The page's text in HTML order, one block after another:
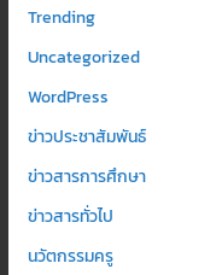
Trending
Uncategorized
WordPress
ข่าวประชาสัมพันธ์
ข่าวสารการศึกษา
ข่าวสารทั่วไป
นวัตกรรมครู